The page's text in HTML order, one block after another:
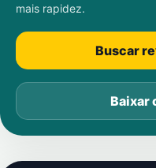
mais rapidez.
Buscar
Baixar